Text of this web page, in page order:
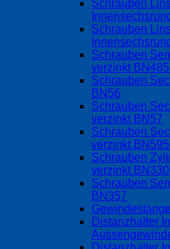
Schrauben
Schrauben
Schrauben
verzinkt
Schrauben
BN56
Schrauben
verzinkt BN57
Schrauben
verzinkt
Schrauben
verzinkt BN330
Schrauben
BN357
Distanzhalter